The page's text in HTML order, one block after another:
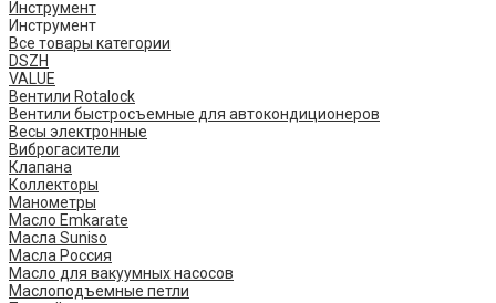
Инструмент
Инструмент
Все товары категории
DSZH
VALUE
Вентили Rotalock
Вентили быстросъемные для автокондиционеров
Весы электронные
Виброгасители
Клапана
Коллекторы
Манометры
Масло Emkarate
Масла Suniso
Масла Россия
Масло для вакуумных насосов
Маслоподъемные петли